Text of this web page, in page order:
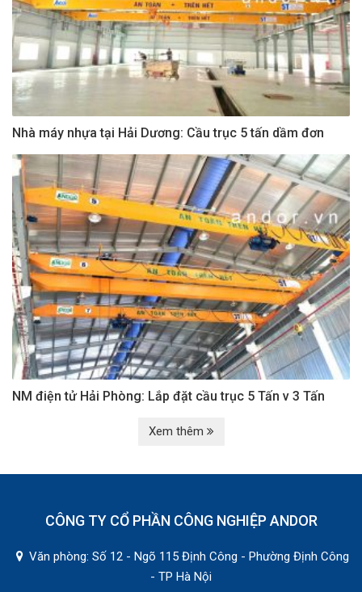
Nhà máy nhựa tại Hải Dương: Cầu trục 5 tấn dầm đơn
NM điện tử Hải Phòng: Lắp đặt cầu trục 5 Tấn v 3 Tấn
Xem thêm
CÔNG TY CỔ PHẦN CÔNG NGHIỆP ANDOR
Văn phòng: Số 12 - Ngõ 115 Định Công - Phường Định Công
- TP Hà Nội